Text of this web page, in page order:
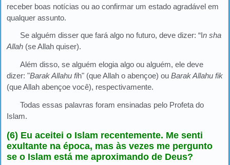
receber boas notícias ou ao confirmar um estado agradável em
qualquer assunto.
Se alguém disser que fará algo no futuro, deve dizer: “In sha
Allah (se Allah quiser).
Além disso, se alguém elogia algo ou alguém, ele deve
dizer: "Barak Allahu fih" (que Allah o abençoe) ou Barak Allahu fik
(que Allah abençoe você), respectivamente.
Todas essas palavras foram ensinadas pelo Profeta do
Islam.
(6) Eu aceitei o Islam recentemente. Me senti
exultante na época, mas às vezes me pergunto
se o Islam está me aproximando de Deus?